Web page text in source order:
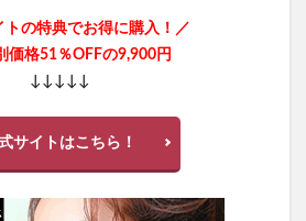
トの特典でお得に購入！／
価格51％OFFの9,900円
↓↓↓↓↓
サイトはこちら！